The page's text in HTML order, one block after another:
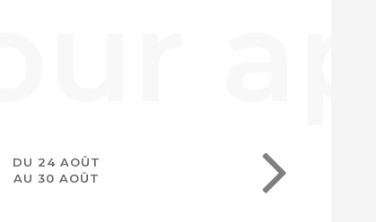
DU 24 AOÛT
AU 30 AOÛT